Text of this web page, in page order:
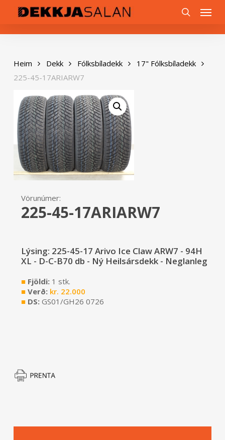
content
Menu
Heim Dekk Fólksbíladekk
17" Fólksbíladekk
225-45-17ARIARW7
Vörunúmer:
225-45-17ARIARW7
Lýsing: 225-45-17 Arivo Ice Claw ARW7 - 94H
XL - D-C-B70 db - Ný Heilsársdekk - Neglanleg
■Fjöldi: 1 stk.
■Verð: kr. 22.000
■DS: GS01/GH26 0726